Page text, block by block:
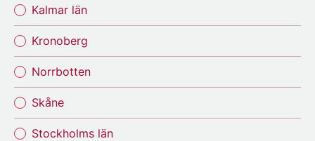
Kalmar län
Kronoberg
Norrbotten
Skåne
Stockholms län